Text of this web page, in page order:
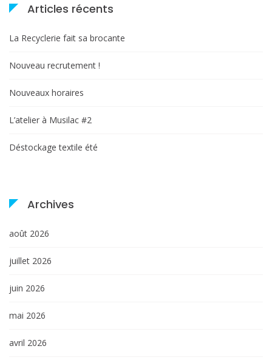
Articles récents
La Recyclerie fait sa brocante
Nouveau recrutement !
Nouveaux horaires
L’atelier à Musilac #2
Déstockage textile été
Archives
août 2026
juillet 2026
juin 2026
mai 2026
avril 2026